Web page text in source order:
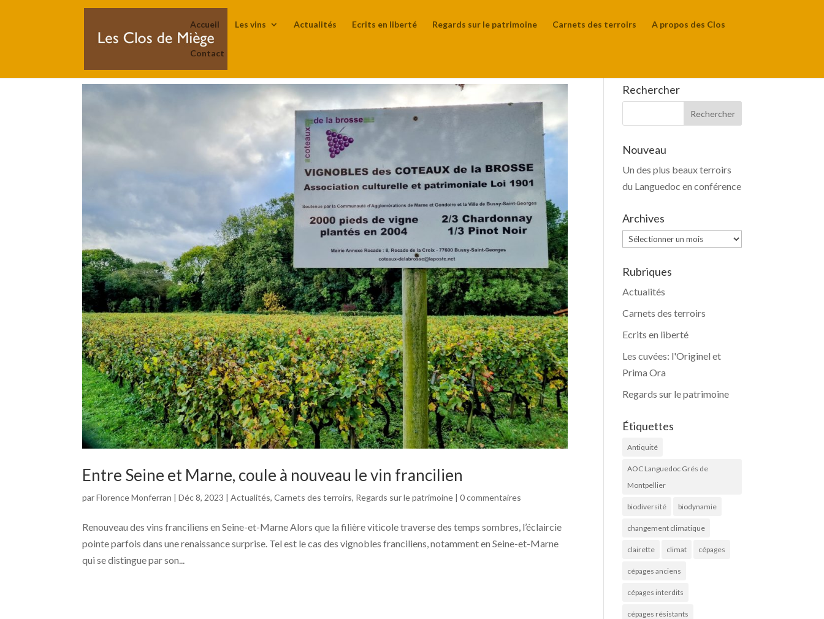
Accueil Les vins Actualités Ecrits en liberté Regards sur le patrimoine Carnets des terroirs A propos des Clos
Contact
Entre Seine et Marne, coule à nouveau le vin francilien
parFlorence Monferran |Déc 8, 2023 |Actualités,Carnets des terroirs, Regards sur le patrimoine |0 commentaires
Renouveau des vins franciliens en Seine-et-Marne Alors que la filière viticole traverse des temps sombres, l’éclaircie
pointe parfois dans une renaissance surprise. Tel est le cas des vignobles franciliens, notamment en Seine-et-Marne
qui se distingue par son...
Rechercher
Nouveau
Un des plus beaux terroirs
du Languedoc en conférence
Archives
Archives
Rubriques
Actualités
Carnets des terroirs
Ecrits en liberté
Les cuvées: l'Originel et
Prima Ora
Regards sur le patrimoine
Étiquettes
Antiquité
AOC Languedoc Grés de
Montpellier
biodiversité biodynamie
changement climatique
clairette climat cépages
cépages anciens
cépages interdits
cépages résistants